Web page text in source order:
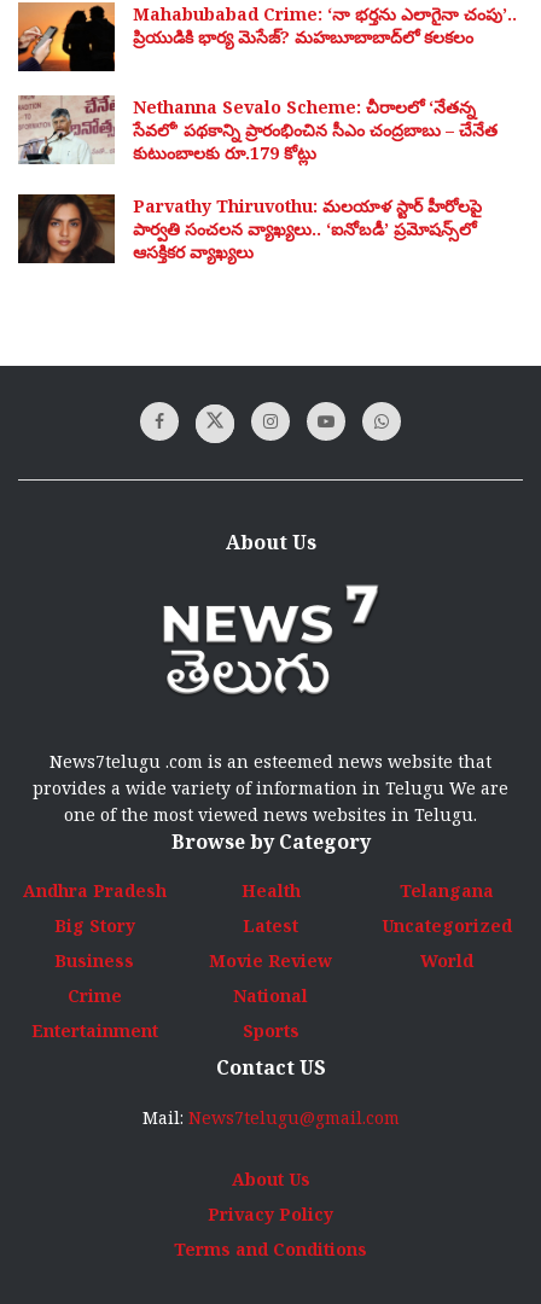
Mahabubabad Crime: ‘నా భర్తను ఎలాగైనా చంపు’..
ప్రియుడికి భార్య మెసేజ్? మహబూబాబాద్‌లో కలకలం
Nethanna Sevalo Scheme: చీరాలలో ‘నేతన్న
సేవలో’ పథకాన్ని ప్రారంభించిన సీఎం చంద్రబాబు – చేనేత
కుటుంబాలకు రూ.179 కోట్లు
Parvathy Thiruvothu: మలయాళ స్టార్ హీరోలపై
పార్వతి సంచలన వ్యాఖ్యలు.. ‘ఐనోబడీ’ ప్రమోషన్స్‌లో
ఆసక్తికర వ్యాఖ్యలు
About Us
News7telugu .com is an esteemed news website that
provides a wide variety of information in Telugu We are
one of the most viewed news websites in Telugu.
Browse by Category
Andhra Pradesh
Big Story
Business
Crime
Entertainment
Health
Latest
Movie Review
National
Sports
Telangana
Uncategorized
World
Contact US
Mail: News7telugu@gmail.com
About Us
Privacy Policy
Terms and Conditions